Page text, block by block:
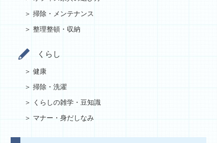
掃除・メンテナンス
整理整頓・収納
くらし
健康
掃除・洗濯
くらしの雑学・豆知識
マナー・身だしなみ